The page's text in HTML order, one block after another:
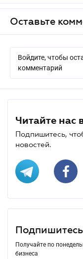
Оставьте
Войдите, чтобы
комментарий
Читайте нас
Подпишитесь,
новостей.
Получайте по
бизнеса